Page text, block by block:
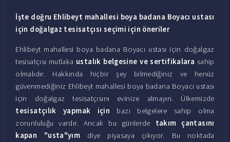
İşte doğru Ehlibeyt mahallesi boya badana Boyacı ustası
için doğalgaz tesisatçısı seçimi için öneriler
Ehlibeyt mahallesi boya badana Boyacı ustası için doğalgaz
tesisatçısı mutlaka ustalık belgesine ve sertifikalara sahip
olmalıdır. Hakkında hiçbir şey bilmediğiniz ve henüz
güvenmediğiniz Ehlibeyt mahallesi boya badana Boyacı ustası
için doğalgaz tesisatçısını evinize almayın. Ülkemizde
tesisatçılık yapmak için bazı belgelere sahip olma
zorunluluğu vardır. Ancak bu günlerde takım çantasını
kapan "usta"yım diye piyasaya çıkıyor. Bu noktada